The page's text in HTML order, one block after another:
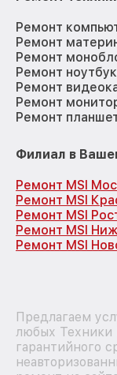
Ремонт
Ремонт
Ремонт
Ремонт
Ремонт
Ремонт
Ремонт
Филиал в
Ремонт MSI
Ремонт MSI
Ремонт MSI
Ремонт MSI
Ремонт MSI
Предлагаем
любых Техники
гарантийного